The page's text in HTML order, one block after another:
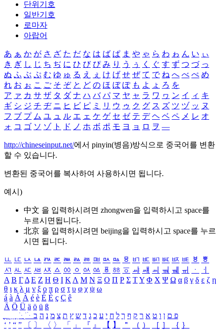
단위기호
일반기호
로마자
아랍어
あ ぁ か が さ ざ た だ な は ば ぱ ま や ゃ ら わ ゎ ん い ぃ
き ぎ し じ ち ぢ に ひ び ぴ み り う ぅ く ぐ す ず つ づ っ
ぬ ふ ぶ ぷ む ゆ ゅ る え ぇ け げ せ ぜ て で ね へ べ ぺ め
れ お ぉ こ ご そ ぞ と ど の ほ ぼ ぽ も よ ょ ろ を
ア ァ カ サ ザ タ ダ ナ ハ バ パ マ ヤ ャ ラ ワ ヮ ン イ ィ キ
ギ シ ジ チ ヂ ニ ヒ ビ ピ ミ リ ウ ゥ ク グ ス ズ ツ ヅ ッ ヌ
フ ブ プ ム ユ ュ ル エ ェ ケ ゲ セ ゼ テ デ ヘ ベ ペ メ レ オ
ォ コ ゴ ソ ゾ ト ド ノ ホ ボ ポ モ ヨ ョ ロ ヲ ―
http://chineseinput.net/에서 pinyin(병음)방식으로 중국어를 변환
할 수 있습니다.
변환된 중국어를 복사하여 사용하시면 됩니다.
예시)
中文 을 입력하시려면 zhongwen을 입력하시고 space를
누르시면됩니다.
北京 을 입력하시려면 beijing을 입력하시고 space를 누르
시면 됩니다.
ㅥ ㅦ ㅧ ㅨ ㅩ ㅪ ㅫ ㅬ ㅭ ㅮ ㅯ ㅰ ㅱ ㅲ ㅳ ㅴ ㅵ ㅶ ㅷ ㅸ
ㅹ
ㅺ ㅻ ㅼ ㅽ ㅾ ㅿ ㆀ ㆁ ㆂ ㆃ ㆄ ㆅ ㆆ ㆇ ㆈ ㆉ ㆊ ㆋ ㆌ ㆍ
ㆎ
Α Β ΓΔ Ε Ζ Η Θ Ι ΚΛ Μ Ν Ξ Ο Π Ρ Σ ΤΥ Φ Χ Ψ Ω α β γ δ ε ζ η
θ ι κ λ μ ν ξ ο π ρ σ τ υ φ χ ψ ω
á à Á À é è É È ç Ç ê
Ä Ö Ü ä ö ü ß
ִֶֹ ֻּ ׁׂ פ ם ן ו ט א ר ק ף ך ל ח י ע כ ג ד ש ץ ת צ מ נ ה ב
‘ ’ “ ” 〔 〕 〈 〉 「 」 『 』 【 】 ＂ （ ） ［ ］ ｛ ｝